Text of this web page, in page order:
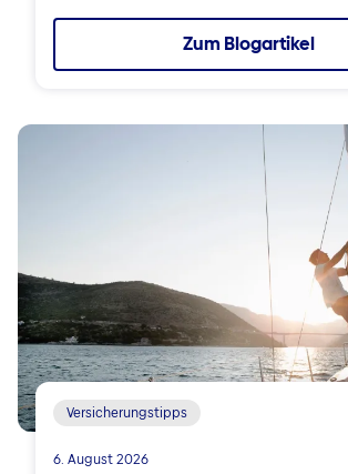
Zum Blogartikel
Versicherungstipps
6. August 2026